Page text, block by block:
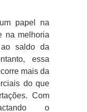
papel na
na melhoria
saldo da
essa
mais da
do que
Com
o